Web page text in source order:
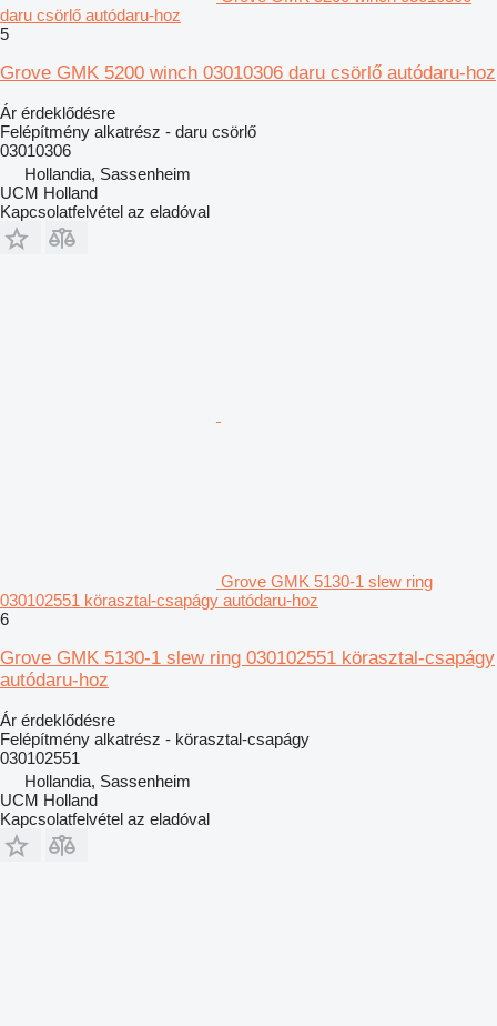
daru csörlő autódaru-hoz
5
Grove GMK 5200 winch 03010306 daru csörlő autódaru-hoz
Ár érdeklődésre
Felépítmény alkatrész - daru csörlő
03010306
Hollandia, Sassenheim
UCM Holland
Kapcsolatfelvétel az eladóval
Grove GMK 5130-1 slew ring
030102551 körasztal-csapágy autódaru-hoz
6
Grove GMK 5130-1 slew ring 030102551 körasztal-csapágy
autódaru-hoz
Ár érdeklődésre
Felépítmény alkatrész - körasztal-csapágy
030102551
Hollandia, Sassenheim
UCM Holland
Kapcsolatfelvétel az eladóval